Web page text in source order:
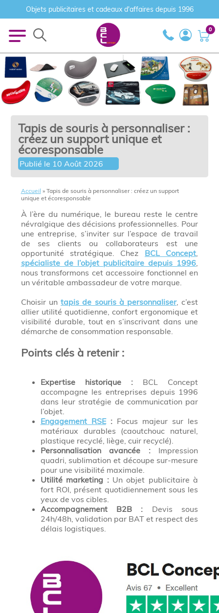
Objets publicitaires et cadeaux d'affaires depuis 1996
0
Tapis de souris à personnaliser :
créez un support unique et
écoresponsable
Publié le 10 Août 2026
Accueil » Tapis de souris à personnaliser : créez un support
unique et écoresponsable
À l’ère du numérique, le bureau reste le centre
névralgique des décisions professionnelles. Pour
une entreprise, s’inviter sur l’espace de travail
de ses clients ou collaborateurs est une
opportunité stratégique. Chez BCL Concept,
spécialiste de l’objet publicitaire depuis 1996,
nous transformons cet accessoire fonctionnel en
un véritable ambassadeur de votre marque.
Choisir untapis de souris à personnaliser, c’est
allier utilité quotidienne, confort ergonomique et
visibilité durable, tout en s’inscrivant dans une
démarche de consommation responsable.
Points clés à retenir :
Expertise historique : BCL Concept
accompagne les entreprises depuis 1996
dans leur stratégie de communication par
l’objet.
Engagement RSE:Focus majeur sur les
matériaux durables (caoutchouc naturel,
plastique recyclé, liège, cuir recyclé).
Personnalisation avancée :Impression
quadri, sublimation et découpe sur-mesure
pour une visibilité maximale.
Utilité marketing :Un objet publicitaire à
fort ROI, présent quotidiennement sous les
yeux de vos cibles.
Accompagnement B2B : Devis sous
24h/48h, validation par BAT et respect des
délais logistiques.